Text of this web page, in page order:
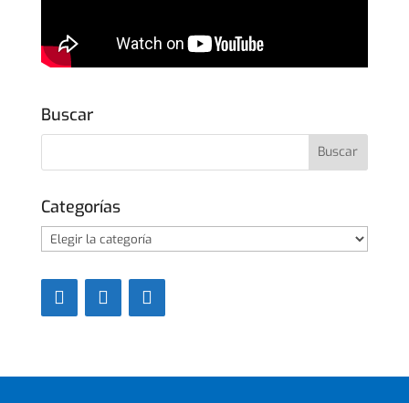
Buscar
Categorías
Categorías